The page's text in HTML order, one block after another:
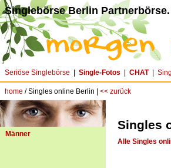
Singlebörse Berlin
Seriöse Singlebörse Single-Fotos CHAT|
home / Singles online Berlin | << zurück
Männer
Singles
Alle Singles